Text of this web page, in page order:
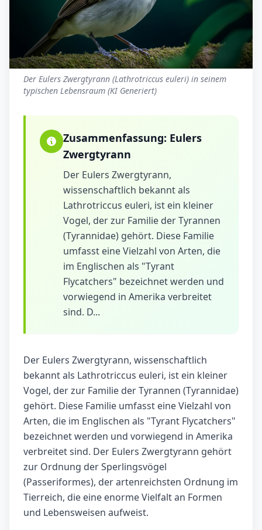
Der Eulers Zwergtyrann (Lathrotriccus euleri) in seinem
typischen Lebensraum (KI Generiert)
Zusammenfassung: Eulers
Zwergtyrann
Der Eulers Zwergtyrann,
wissenschaftlich bekannt als
Lathrotriccus euleri, ist ein kleiner
Vogel, der zur Familie der Tyrannen
(Tyrannidae) gehört. Diese Familie
umfasst eine Vielzahl von Arten, die
im Englischen als "Tyrant
Flycatchers" bezeichnet werden und
vorwiegend in Amerika verbreitet
sind. D...
Der Eulers Zwergtyrann, wissenschaftlich
bekannt als Lathrotriccus euleri, ist ein kleiner
Vogel, der zur Familie der Tyrannen (Tyrannidae)
gehört. Diese Familie umfasst eine Vielzahl von
Arten, die im Englischen als "Tyrant Flycatchers"
bezeichnet werden und vorwiegend in Amerika
verbreitet sind. Der Eulers Zwergtyrann gehört
zur Ordnung der Sperlingsvögel
(Passeriformes), der artenreichsten Ordnung im
Tierreich, die eine enorme Vielfalt an Formen
und Lebensweisen aufweist.